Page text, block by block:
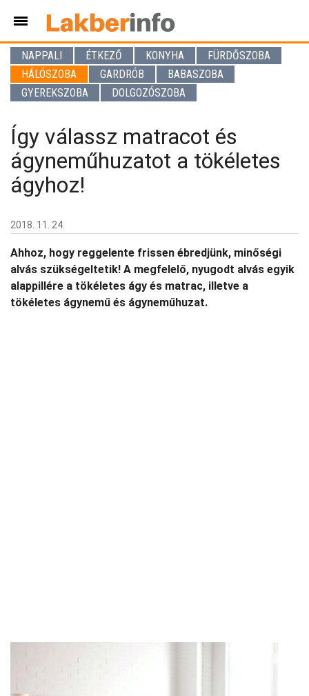
NAPPALI ÉTKEZŐ KONYHA
FÜRDŐSZOBA
HÁLÓSZOBA
GARDRÓB
BABASZOBA
GYEREKSZOBA
DOLGOZÓSZOBA
Így válassz matracot és
ágyneműhuzatot a tökéletes
ágyhoz!
2018. 11. 24.
Ahhoz, hogy reggelente frissen ébredjünk, minőségi
alvás szükségeltetik! A megfelelő, nyugodt alvás egyik
alappillére a tökéletes ágy és matrac, illetve a
tökéletes ágynemű és ágyneműhuzat.